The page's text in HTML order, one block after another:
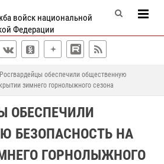
войск национальной
Федерации
Росгвардейцы обеспечили общественную
зимнего горнолыжного сезона
ОБЕСПЕЧИЛИ
БЕЗОПАСНОСТЬ НА
ГОРНОЛЫЖНОГО